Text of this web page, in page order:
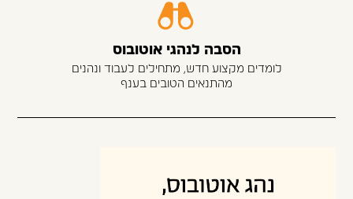
הסבה לנהגי אוטובוס
לומדים מקצוע חדש, מתחילים לעבוד ונהנים
מהתנאים הטובים בענף